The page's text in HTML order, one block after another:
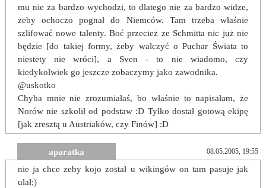
mu nie za bardzo wychodzi, to dlatego nie za bardzo widze,
żeby ochoczo pognał do Niemców. Tam trzeba właśnie
szlifować nowe talenty. Boć przecież ze Schmitta nic już nie
będzie [do takiej formy, żeby walczyć o Puchar Świata to
niestety nie wróci], a Sven - to nie wiadomo, czy
kiedykolwiek go jeszcze zobaczymy jako zawodnika.
@uskotko
Chyba mnie nie zrozumiałaś, bo właśnie to napisałam, że
Norów nie szkolił od podstaw :D Tylko dostał gotową ekipę
[jak zresztą u Austriaków, czy Finów] :D
aparatka 08.05.2005, 19:55
nie ja chce zeby kojo został u wikingów on tam pasuje jak
ulał;)